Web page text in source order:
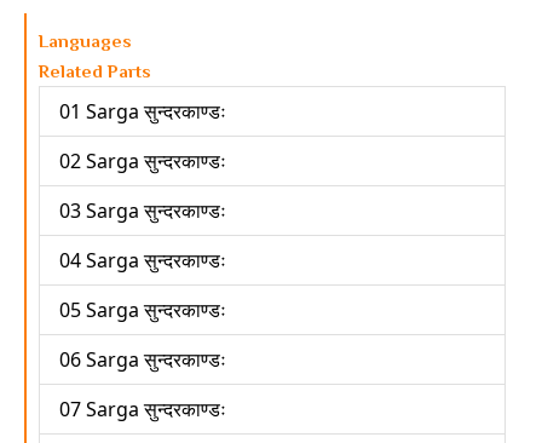
Languages
Related Parts
01 Sarga सुन्दरकाण्डः
02 Sarga सुन्दरकाण्डः
03 Sarga सुन्दरकाण्डः
04 Sarga सुन्दरकाण्डः
05 Sarga सुन्दरकाण्डः
06 Sarga सुन्दरकाण्डः
07 Sarga सुन्दरकाण्डः